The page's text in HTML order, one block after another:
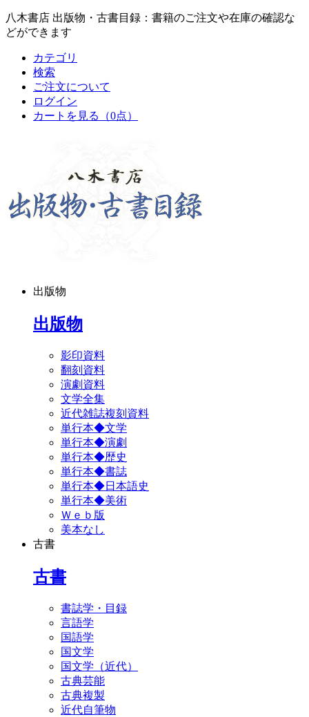
八木書店 出版物・古書目録：書籍のご注文や在庫の確認な
どができます
カテゴリ
検索
ご注文について
ログイン
カートを見る
（0点）
出版物
出版物
影印資料
翻刻資料
演劇資料
文学全集
近代雑誌複刻資料
単行本◆文学
単行本◆演劇
単行本◆歴史
単行本◆書誌
単行本◆日本語史
単行本◆美術
Ｗｅｂ版
美本なし
古書
古書
書誌学・目録
言語学
国語学
国文学
国文学（近代）
古典芸能
古典複製
近代自筆物